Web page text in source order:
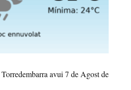
avui 7 de Agost de